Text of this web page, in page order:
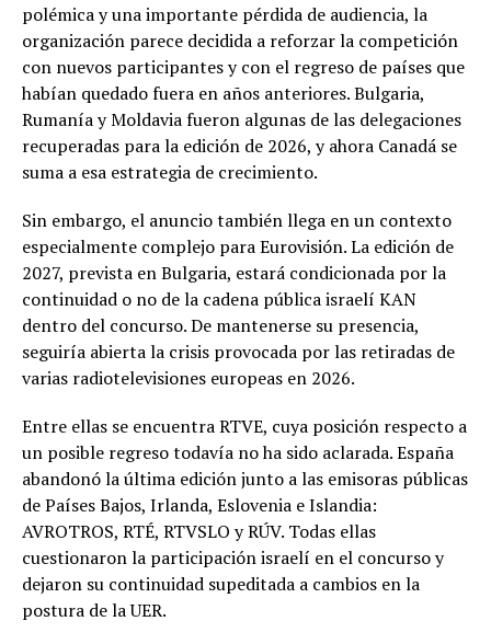
polémica y una importante pérdida de audiencia, la
organización parece decidida a reforzar la competición
con nuevos participantes y con el regreso de países que
habían quedado fuera en años anteriores. Bulgaria,
Rumanía y Moldavia fueron algunas de las delegaciones
recuperadas para la edición de 2026, y ahora Canadá se
suma a esa estrategia de crecimiento.
Sin embargo, el anuncio también llega en un contexto
especialmente complejo para Eurovisión. La edición de
2027, prevista en Bulgaria, estará condicionada por la
continuidad o no de la cadena pública israelí KAN
dentro del concurso. De mantenerse su presencia,
seguiría abierta la crisis provocada por las retiradas de
varias radiotelevisiones europeas en 2026.
Entre ellas se encuentra RTVE, cuya posición respecto a
un posible regreso todavía no ha sido aclarada. España
abandonó la última edición junto a las emisoras públicas
de Países Bajos, Irlanda, Eslovenia e Islandia:
AVROTROS, RTÉ, RTVSLO y RÚV. Todas ellas
cuestionaron la participación israelí en el concurso y
dejaron su continuidad supeditada a cambios en la
postura de la UER.